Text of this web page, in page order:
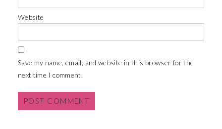
Website
Save my name, email, and website in this browser for the
next time I comment.